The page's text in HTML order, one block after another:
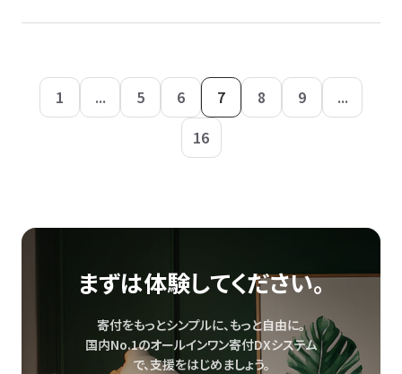
1 ... 5 6 7 8 9
...
16
まずは体験してください。
寄付をもっとシンプルに、もっと自由に。
国内No.1のオールインワン寄付DXシステム
で、支援をはじめましょう。